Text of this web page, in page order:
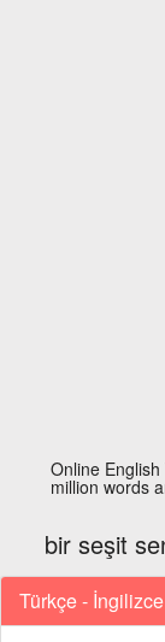
Online
million words
bir seşit
Türkçe - İngilizce